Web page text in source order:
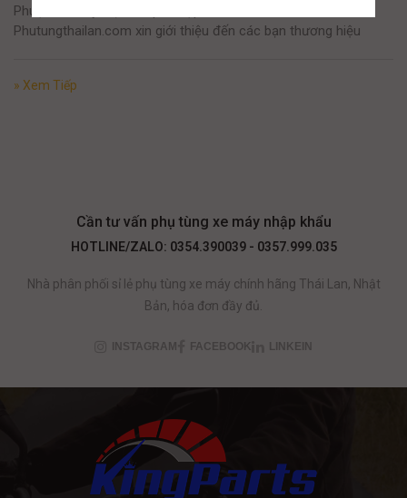
Phuộc xe máy loại nào phù hợp với Yamaha NVX 155?
Phutungthailan.com xin giới thiệu đến các bạn thương hiệu
» Xem Tiếp
Cần tư vấn phụ tùng xe máy nhập khẩu
HOTLINE/ZALO: 0354.390039 - 0357.999.035
Nhà phân phối sỉ lẻ phụ tùng xe máy chính hãng Thái Lan, Nhật
Bản, hóa đơn đầy đủ.
INSTAGRAM FACEBOOK LINKEIN